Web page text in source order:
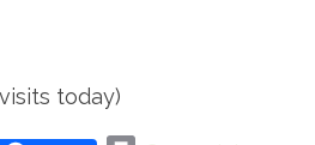
today)